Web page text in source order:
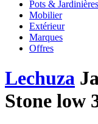
Pots & Jardinières
Mobilier
Extérieur
Marques
Offres
Lechuza
Stone low